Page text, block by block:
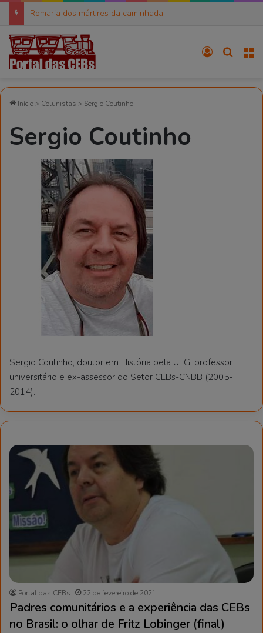
Romaria dos mártires da caminhada
Entrar
Início > Colunistas > Sergio Coutinho
Sergio Coutinho
Sergio Coutinho, doutor em História pela UFG, professor
universitário e ex-assessor do Setor CEBs-CNBB (2005-
2014).
Portal das CEBs 22 de fevereiro de 2021
Padres comunitários e a experiência das CEBs
no Brasil: o olhar de Fritz Lobinger (final)